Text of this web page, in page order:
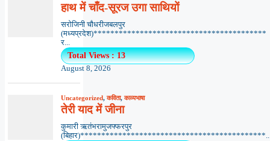
हाथ में चाँद-सूरज उगा साथियों
सरोजिनी चौधरीजबलपुर
(मध्यप्रदेश)*****************************************
र...
Total Views : 13
August 8, 2026
Uncategorized,कविता,काव्यभाषा
तेरी याद में जीना
कुमारी ऋतंभरामुजफ्फरपुर